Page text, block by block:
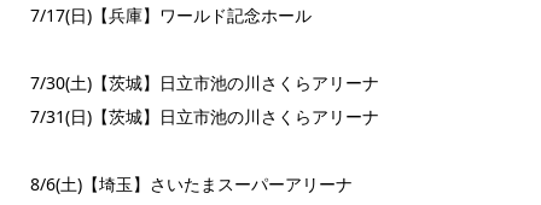
7/17(日)【兵庫】ワールド記念ホール
7/30(土)【茨城】日立市池の川さくらアリーナ
7/31(日)【茨城】日立市池の川さくらアリーナ
8/6(土)【埼玉】さいたまスーパーアリーナ